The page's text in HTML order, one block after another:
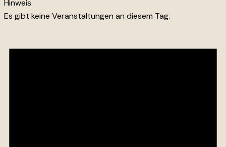
Hinweis
Es gibt keine Veranstaltungen an diesem Tag.